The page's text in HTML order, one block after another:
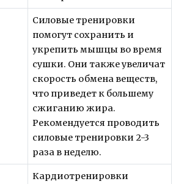
Силовые тренировки
помогут сохранить и
укрепить мышцы во время
сушки. Они также увеличат
скорость обмена веществ,
что приведет к большему
сжиганию жира.
Рекомендуется проводить
силовые тренировки 2-3
раза в неделю.
Кардиотренировки